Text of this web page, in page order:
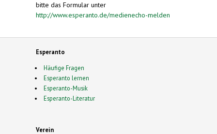
bitte das Formular unter
http://www.esperanto.de/medienecho-melden
Esperanto
Häufige Fragen
Esperanto lernen
Esperanto-Musik
Esperanto-Literatur
Verein